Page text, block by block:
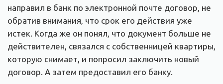
направил в банк по электронной почте договор, не
обратив внимания, что срок его действия уже
истек. Когда же он понял, что документ больше не
действителен, связался с собственницей квартиры,
которую снимает, и попросил заключить новый
договор. А затем предоставил его банку.